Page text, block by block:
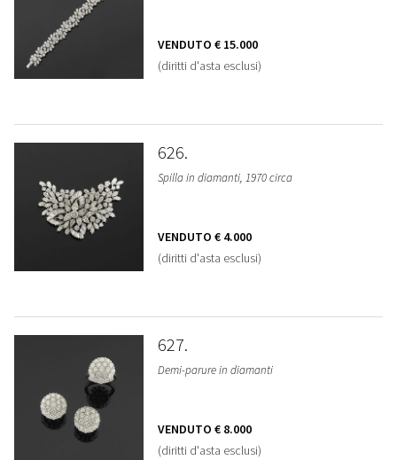
VENDUTO € 15.000
(diritti d'asta esclusi)
626
Spilla in diamanti, 1970 circa
VENDUTO € 4.000
(diritti d'asta esclusi)
627
Demi-parure in diamanti
VENDUTO € 8.000
(diritti d'asta esclusi)